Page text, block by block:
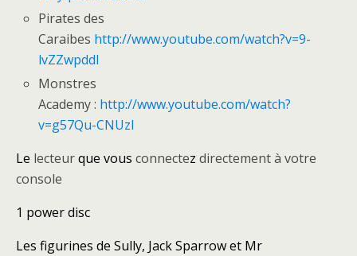
Pirates des
Caraibes http://www.youtube.com/watch?v=9-
lvZZwpddI
Monstres
Academy : http://www.youtube.com/watch?
v=g57Qu-CNUzI
Le lecteurque vous connectez directement à votre
console
1 power disc
Les figurines de Sully, Jack Sparrow et Mr